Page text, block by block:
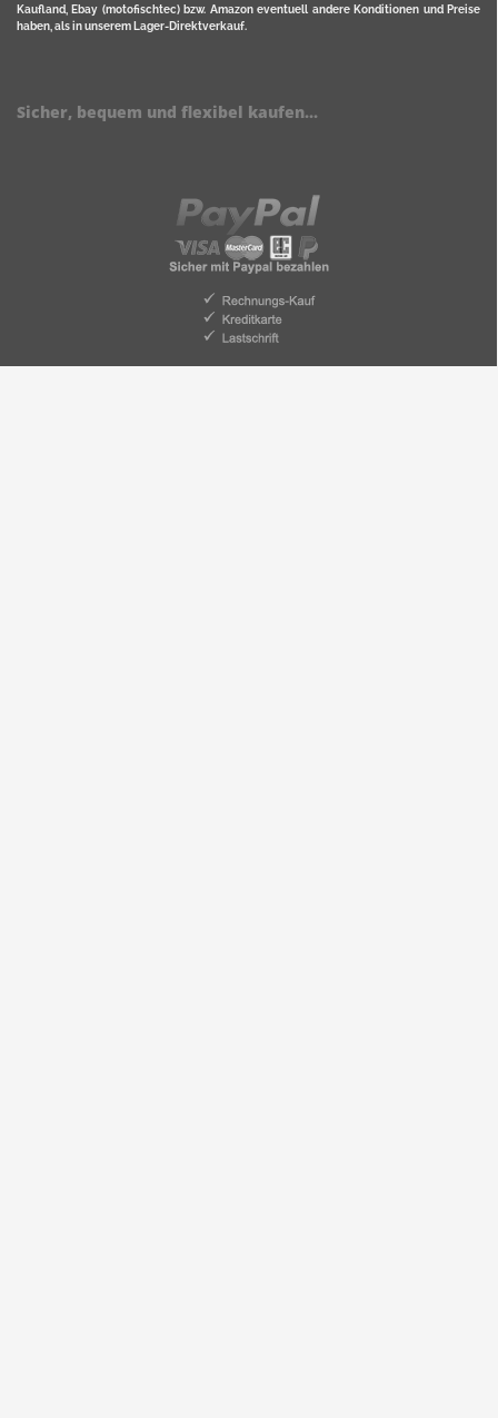
Kaufland, Ebay (motofischtec) bzw. Amazon eventuell andere Konditionen und Preise
haben, als in unserem Lager-Direktverkauf.
Sicher, bequem und flexibel kaufen...